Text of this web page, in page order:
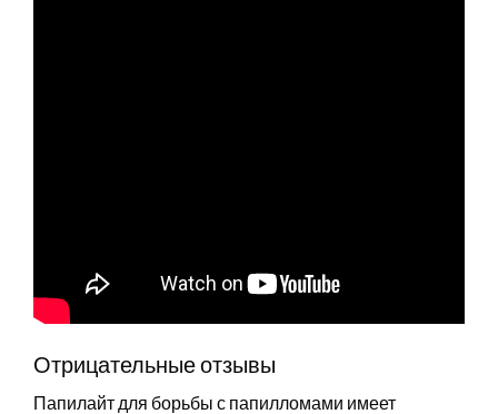
Отрицательные отзывы
Папилайт для борьбы с папилломами имеет